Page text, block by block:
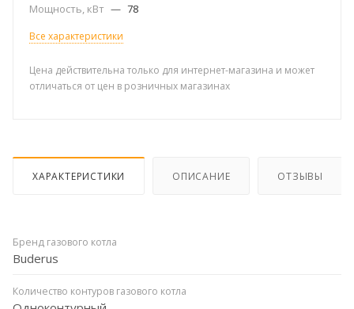
Мощность, кВт — 78
Все характеристики
Цена действительна только для интернет-магазина и может
отличаться от цен в розничных магазинах
ХАРАКТЕРИСТИКИ ОПИСАНИЕ ОТЗЫВЫ
Бренд газового котла
Buderus
Количество контуров газового котла